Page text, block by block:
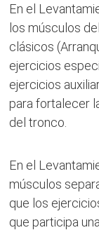
En el
los músculos
clásicos
ejercicios
ejercicios
para fortalecer
del tronco.
En el
músculos
que los
que participa